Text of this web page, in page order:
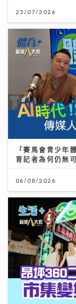
23/07/2026
「賽馬會青少年
育記者為何仍無
06/08/2026